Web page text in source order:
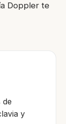
Doppler te
de
y